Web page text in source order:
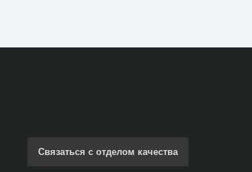
Связаться с отделом качества